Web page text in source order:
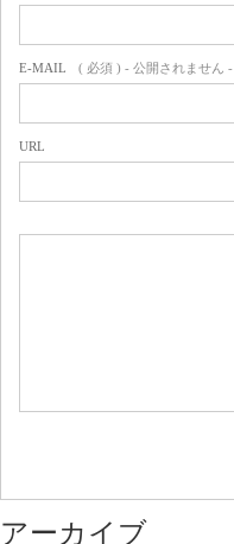
E-MAIL ( 必須 ) - 公開されません -
URL
アーカイブ